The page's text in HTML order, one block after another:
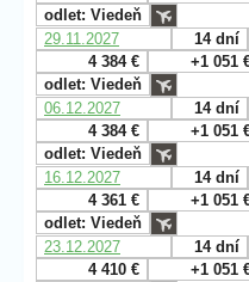
odlet: Viedeň
29.11.2027
14 dní
4 384 €
+1 051
odlet: Viedeň
06.12.2027
14 dní
4 384 €
+1 051
odlet: Viedeň
16.12.2027
14 dní
4 361 €
+1 051
odlet: Viedeň
23.12.2027
14 dní
4 410 €
+1 051